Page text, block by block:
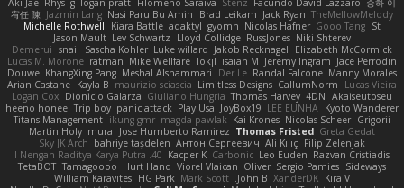
TheMellowMelody
Jack Ryan
Brad Leikam
Nasi Paru Bu Amin
Jazmin Lang
宥任 陳
St
Gooo Tang
Nicolas Hafner
gyomh
adaktyl
Kiara Battle
Michelle Rothwell
Niki Shterev
RussJones
Lloyd Collidge
Lev Schwartz
Jason Mault
Elizabeth McCormick
Jakob Recknagel
Luke willard
Sascha Kohler
snail
Demerui
Jace Perrodin
Jeremy Ingram
isaiah M
lokjl
Mike Wellfare
ratman
Lucas M. Morone
Manny Morales
Randal Falcone
Der Le
Meshal Alshammari
KhangXing Pang
Douwe
Lucas Vieira
CallumNorm
Limitless Designs
maurizio sciascia
Kayla B
Arian Castane
Akaiseutoseu
4DN
Thomas Harvey
Giuliano Hungria
Dionicio Galarza
Logan Cox
Kyoto Wanderer
LEE EUNHA
JoyBox19
Play Usa
panic attack
Trip boy
heeno honee
Grigorii
Nicolas Scheer
Kai Krones
magda pawlak
ikung gmr
Titans Management
Greta Gedat
Thomas Fristed
Jose Humberto Ramirez
mura
Martin Holy
Filip Zelenjak
Ali Kılıç
Антон Сергеевич
bahriye taşdelen
Sky JK Arch
Razvan Cristiadis
Leo Euden
Carbonic
Kacper K
40. I Nengah Raditya Karya Putra
Sideways
Sergio Pamies
Oliver
Viorel Vlaican
Hurt Hand
Tamagoooo
TetaBOT
Kira V
XanderDK
John B.
Mark Scott
HG Park
William Karavites